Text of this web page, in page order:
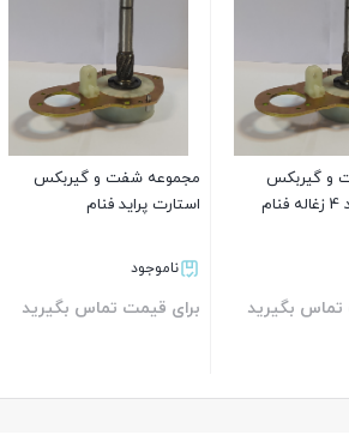
و گیربکس
تماس بگیرید
مجموعه شفت و گیربکس
استارت پراید فنام
ناموجود
برای قیمت تماس بگیرید
بستن